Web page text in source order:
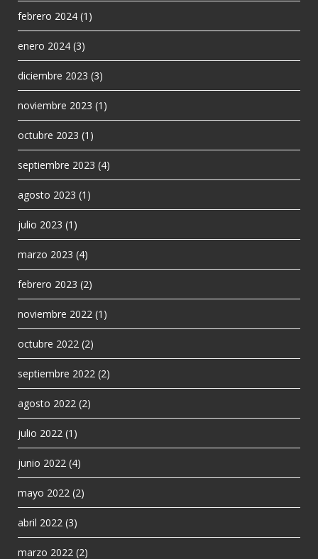
febrero 2024 (1)
enero 2024 (3)
diciembre 2023 (3)
noviembre 2023 (1)
octubre 2023 (1)
septiembre 2023 (4)
agosto 2023 (1)
julio 2023 (1)
marzo 2023 (4)
febrero 2023 (2)
noviembre 2022 (1)
octubre 2022 (2)
septiembre 2022 (2)
agosto 2022 (2)
julio 2022 (1)
junio 2022 (4)
mayo 2022 (2)
abril 2022 (3)
marzo 2022 (2)